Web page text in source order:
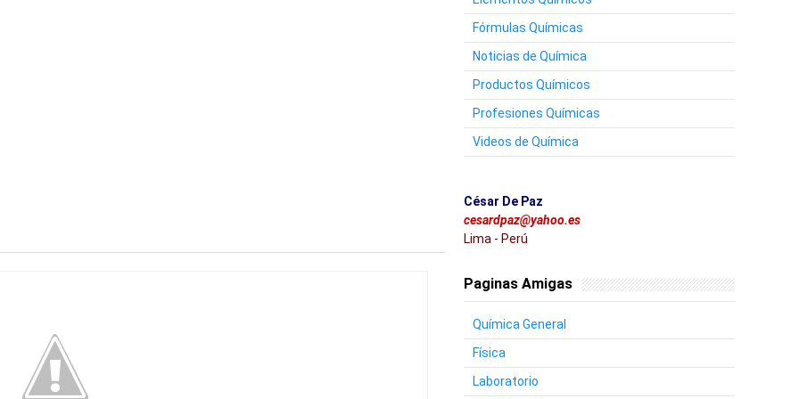
Fórmulas Químicas
Noticias de Química
Productos Químicos
Profesiones Químicas
Videos de Química
César De Paz
cesardpaz@yahoo.es
Lima - Perú
Paginas Amigas
Química General
Física
Laboratorio